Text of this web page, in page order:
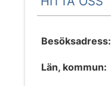
Besöksadress:
Län, kommun: